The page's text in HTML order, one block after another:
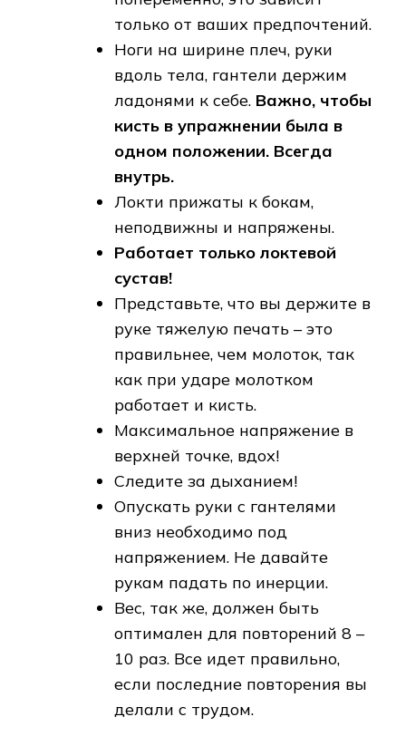
только от ваших предпочтений.
Ноги на ширине плеч, руки
вдоль тела, гантели держим
ладонями к себе. Важно, чтобы
кисть в упражнении была в
одном положении. Всегда
внутрь.
Локти прижаты к бокам,
неподвижны и напряжены.
Работает только локтевой
сустав!
Представьте, что вы держите в
руке тяжелую печать – это
правильнее, чем молоток, так
как при ударе молотком
работает и кисть.
Максимальное напряжение в
верхней точке, вдох!
Следите за дыханием!
Опускать руки с гантелями
вниз необходимо под
напряжением. Не давайте
рукам падать по инерции.
Вес, так же, должен быть
оптимален для повторений 8 –
10 раз. Все идет правильно,
если последние повторения вы
делали с трудом.